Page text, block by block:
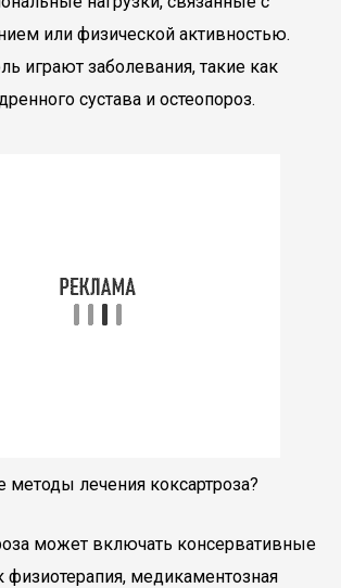
или физической активностью.
играют заболевания, такие как
сустава и остеопороз.
лечения коксартроза?
может включать консервативные
физиотерапия, медикаментозная